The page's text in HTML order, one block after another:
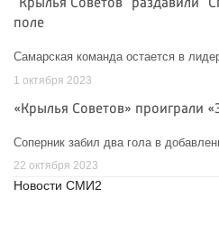
"Крылья Советов" раздавили
поле
Самарская команда остается в
1 октября 2023
«Крылья Советов» проиграли
Соперник забил два гола в
22 октября 2023
Новости СМИ2